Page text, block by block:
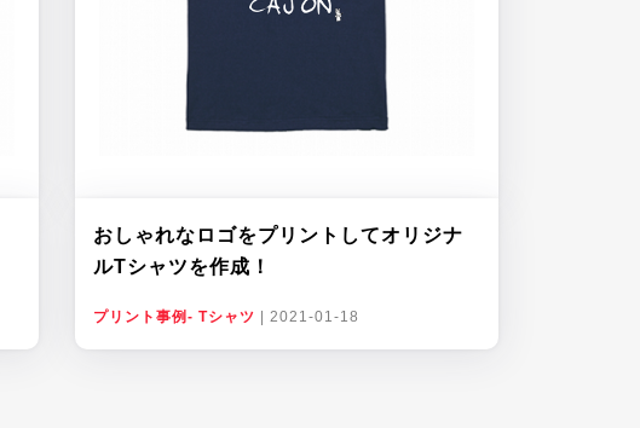
おしゃれなロゴをプリントしてオリジナ
ルTシャツを作成！
プリント事例- Tシャツ 2021-01-18